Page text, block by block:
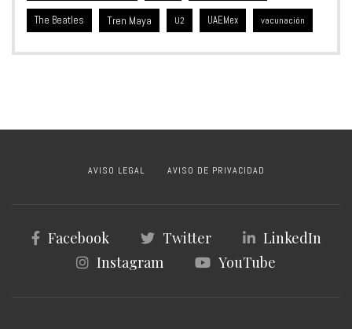
The Beatles Tren Maya U2 UAEMex vacunación
AVISO LEGAL AVISO DE PRIVACIDAD
Facebook Twitter
LinkedIn
Instagram
YouTube